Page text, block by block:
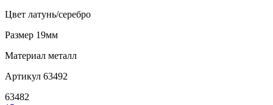
Цвет латунь/серебро
Размер 19мм
Материал металл
Артикул 63492
63482